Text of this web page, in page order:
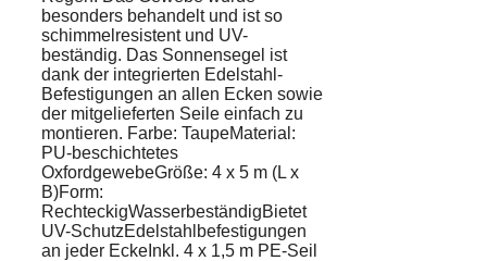
besonders behandelt und ist so
schimmelresistent und UV-
beständig. Das Sonnensegel ist
dank der integrierten Edelstahl-
Befestigungen an allen Ecken sowie
der mitgelieferten Seile einfach zu
montieren. Farbe: TaupeMaterial:
PU-beschichtetes
OxfordgewebeGröße: 4 x 5 m (L x
B)Form:
RechteckigWasserbeständigBietet
UV-SchutzEdelstahlbefestigungen
an jeder EckeInkl. 4 x 1,5 m PE-Seil